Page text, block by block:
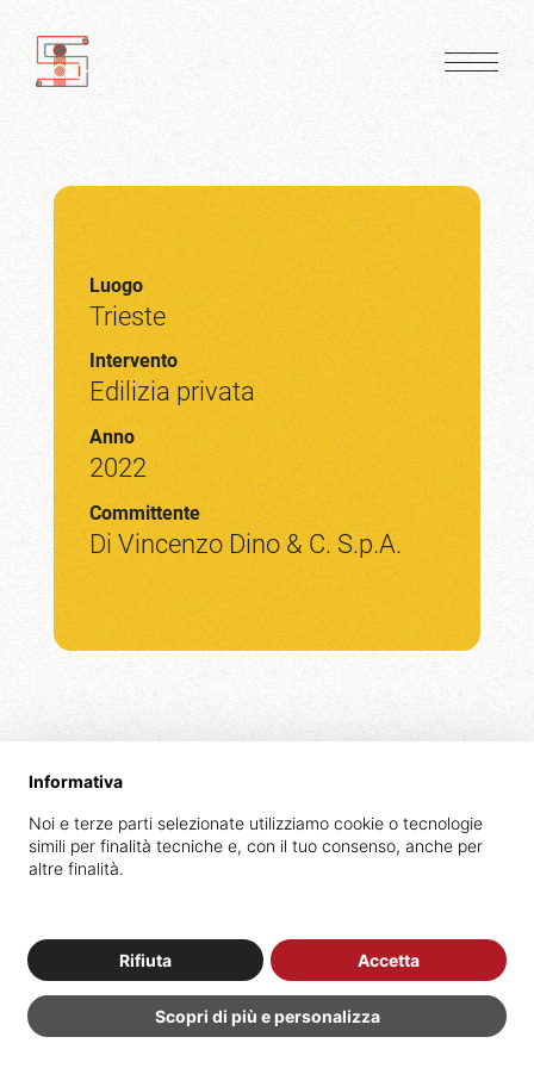
Luogo
Trieste
Intervento
Edilizia privata
Anno
2022
Committente
Di Vincenzo Dino & C. S.p.A.
facciata
del Palazzo
Compartimentale
Informativa
Noi e terze parti selezionate utilizziamo cookie o tecnologie
simili per finalità tecniche e, con il tuo consenso, anche per
altre finalità.
Scopri di più e personalizza
Rifiuta Accetta